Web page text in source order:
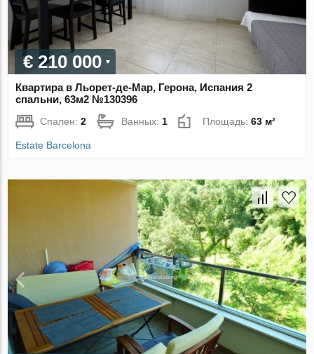
€ 210 000
Квартира в Льорет-де-Мар, Герона, Испания 2
спальни, 63м2 №130396
Спален:2 Ванных: 1 Площадь:63 м²
Estate Barcelona